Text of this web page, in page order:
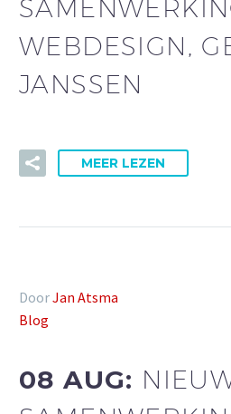
WEBDESIGN,
JANSSEN
MEER LEZEN
DoorJan Atsma
Blog
08 AUG: